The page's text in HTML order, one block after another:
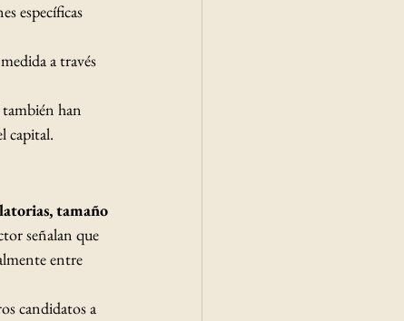
específicas
a través
también han
capital.
tamaño
señalan que
entre
candidatos a